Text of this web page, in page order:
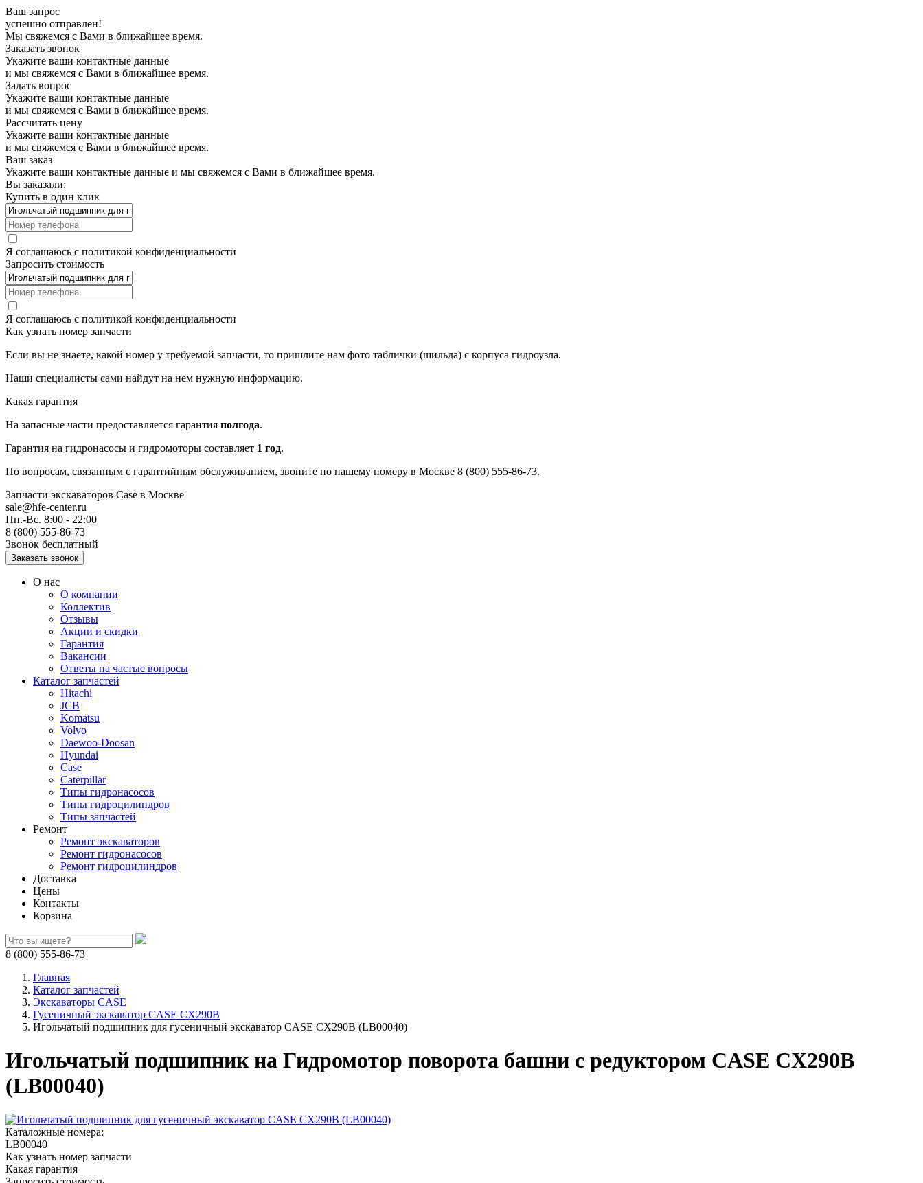
Ваш запрос
успешно отправлен!
Мы свяжемся с Вами в ближайшее время.
Заказать звонок
Укажите ваши контактные данные
и мы свяжемся с Вами в ближайшее время.
Задать вопрос
Укажите ваши контактные данные
и мы свяжемся с Вами в ближайшее время.
Рассчитать цену
Укажите ваши контактные данные
и мы свяжемся с Вами в ближайшее время.
Ваш заказ
Укажите ваши контактные данные и мы свяжемся с Вами в ближайшее время.
Вы заказали:
Купить в один клик
Я соглашаюсь с политикой конфиденциальности
Запросить стоимость
Я соглашаюсь с политикой конфиденциальности
Как узнать номер запчасти
Если вы не знаете, какой номер у требуемой запчасти, то пришлите нам фото таблички (шильда) с корпуса гидроузла.
Наши специалисты сами найдут на нем нужную информацию.
Какая гарантия
На запасные части предоставляется гарантия полгода.
Гарантия на гидронасосы и гидромоторы составляет 1 год.
По вопросам, связанным с гарантийным обслуживанием, звоните по нашему номеру в Москве 8 (800) 555-86-73.
Запчасти экскаваторов Case в Москве
sale@hfe-center.ru
Пн.-Вс. 8:00 - 22:00
8 (800) 555-86-73
Звонок бесплатный
О нас
О компании
Коллектив
Отзывы
Акции и скидки
Гарантия
Вакансии
Ответы на частые вопросы
Каталог запчастей
Hitachi
JCB
Komatsu
Volvo
Daewoo-Doosan
Hyundai
Case
Caterpillar
Типы гидронасосов
Типы гидроцилиндров
Типы запчастей
Ремонт
Ремонт экскаваторов
Ремонт гидронасосов
Ремонт гидроцилиндров
Доставка
Цены
Контакты
Корзина
8 (800) 555-86-73
Главная
Каталог запчастей
Экскаваторы CASE
Гусеничный экскаватор CASE CX290B
Игольчатый подшипник для гусеничный экскаватор CASE CX290B (LB00040)
Игольчатый подшипник на Гидромотор поворота башни с редуктором CASE CX290B
(LB00040)
Каталожные номера:
LB00040
Как узнать номер запчасти
Какая гарантия